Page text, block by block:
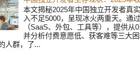
本文揭秘2025年中国独立开发者真
入不足5000，呈现冰火两重天。通
（SaaS、外包、工具等），提供
并分析付费意愿低、获客难等三大
人群，了...